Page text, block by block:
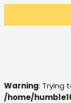
Warning: Trying
/home/